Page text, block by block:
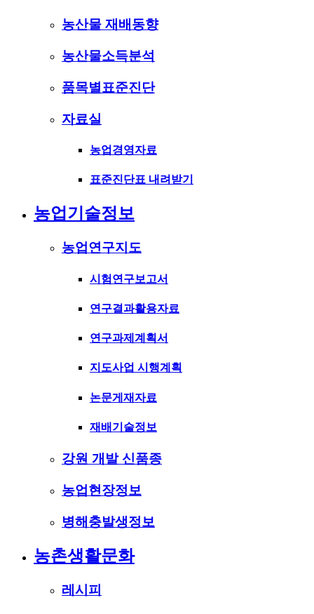
농산물 재배동향
농산물소득분석
품목별표준진단
자료실
농업경영자료
표준진단표 내려받기
농업기술정보
농업연구지도
시험연구보고서
연구결과활용자료
연구과제계획서
지도사업 시행계획
논문게재자료
재배기술정보
강원 개발 신품종
농업현장정보
병해충발생정보
농촌생활문화
레시피